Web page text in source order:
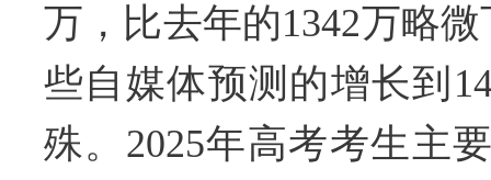
万，比去年的1342万略
些自媒体预测的增长到
殊。2025年高考考生主